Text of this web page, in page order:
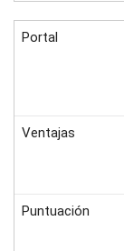
Portal
Ventajas
Puntuación